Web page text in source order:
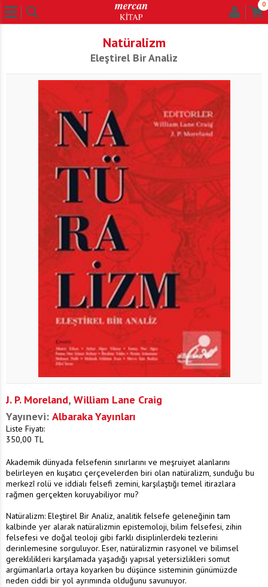
0
Natüralizm
Eleştirel Bir Analiz
J. P. Moreland, William Lane Craig
Yayınevi: Albaraka Yayınları
Liste Fiyatı:
350,00 TL
Akademik dünyada felsefenin sınırlarını ve meşruiyet alanlarını
belirleyen en kuşatıcı çerçevelerden biri olan natüralizm, sunduğu bu
merkezî rolü ve iddialı felsefi zemini, karşılaştığı temel itirazlara
rağmen gerçekten koruyabiliyor mu?
Natüralizm: Eleştirel Bir Analiz, analitik felsefe geleneğinin tam
kalbinde yer alarak natüralizmin epistemoloji, bilim felsefesi, zihin
felsefesi ve doğal teoloji gibi farklı disiplinlerdeki tezlerini
derinlemesine sorguluyor. Eser, natüralizmin rasyonel ve bilimsel
gereklilikleri karşılamada yaşadığı yapısal yetersizlikleri somut
argümanlarla ortaya koyarken bu düşünce sisteminin günümüzde
neden ciddi bir yol ayrımında olduğunu savunuyor.